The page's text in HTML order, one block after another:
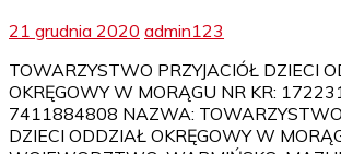
21 grudnia 2020 admin123
TOWARZYSTWO PRZYJACIÓŁ DZIECI
OKRĘGOWY W MORĄGU NR KR:
7411884808 NAZWA: TOWARZYSTWO
DZIECI ODDZIAŁ OKRĘGOWY W